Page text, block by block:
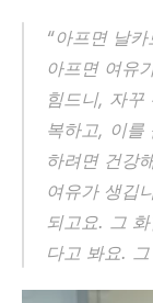
“아프면 날
아프면 여유
힘드니, 자꾸
복하고, 이를
하려면 건강
여유가 생깁
되고요. 그
다고 봐요.